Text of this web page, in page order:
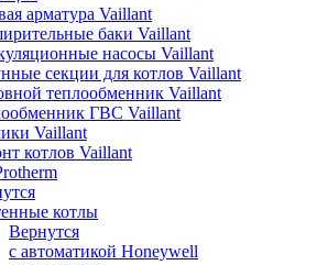
арматура Vaillant
баки Vaillant
насосы Vaillant
секции для котлов Vaillant
теплообменник Vaillant
ГВС Vaillant
Vaillant
котлов Vaillant
котлы
Вернутся
с автоматикой Honeywell